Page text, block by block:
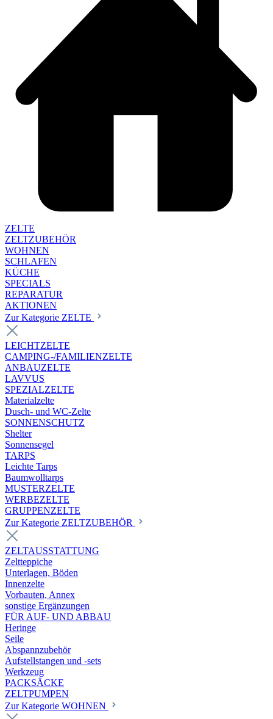
ZELTE
ZELTZUBEHÖR
WOHNEN
SCHLAFEN
KÜCHE
SPECIALS
REPARATUR
AKTIONEN
Zur Kategorie ZELTE
LEICHTZELTE
CAMPING-/FAMILIENZELTE
ANBAUZELTE
LAVVUS
SPEZIALZELTE
Materialzelte
Dusch- und WC-Zelte
SONNENSCHUTZ
Shelter
Sonnensegel
TARPS
Leichte Tarps
Baumwolltarps
MUSTERZELTE
WERBEZELTE
GRUPPENZELTE
Zur Kategorie ZELTZUBEHÖR
ZELTAUSSTATTUNG
Zeltteppiche
Unterlagen, Böden
Innenzelte
Vorbauten, Annex
sonstige Ergänzungen
FÜR AUF- UND ABBAU
Heringe
Seile
Abspannzubehör
Aufstellstangen und -sets
Werkzeug
PACKSÄCKE
ZELTPUMPEN
Zur Kategorie WOHNEN